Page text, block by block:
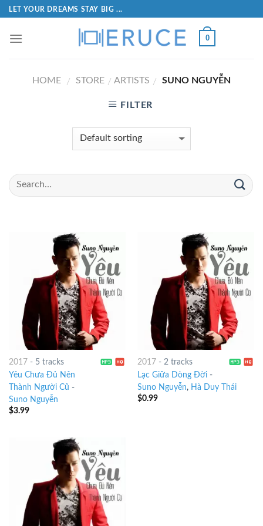
LET YOUR DREAMS STAY BIG ...
0
HOME / STORE / ARTISTS / SUNO NGUYỄN
FILTER
2017- 5 tracks
Yêu Chưa Đủ Nên
Thành Người Cũ -
Suno Nguyễn
$3.99
2017- 2 tracks
Lạc Giữa Dòng Đời-
Suno Nguyễn, Hà Duy Thái
$0.99